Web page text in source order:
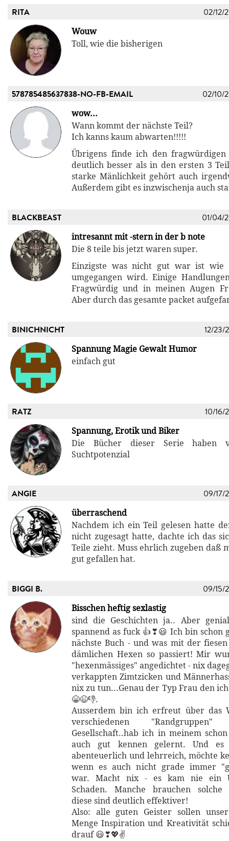
RITA 02/12/
Wouw
Toll, wie die bisherigen
578785485637838-NO-FB-EMAIL 02/10/
wow...
Wann kommt der nächste Teil?
Ich kanns kaum abwarten!!!!!
Übrigens finde ich den fragwürdigen
deutlich besser als in den ersten 3
starke Mänlichkeit gehört auch
Außerdem gibt es inzwischenja auch
BLACKBEAST 01/04/
intresannt mit -stern in der b note
Die 8 teile bis jetzt waren super.
Einzigste was nicht gut war ist wie
umgegangen wird. Einige
Fragwürdig und in meinen Augen
Aber durch das gesamte packet
BINICHNICHT 12/23/
Spannung Magie Gewalt Humor
einfach gut
RATZ 10/16/
Spannung, Erotik und Biker
Die Bücher dieser Serie haben
Suchtpotenzial
ANGIE 09/17/
überraschend
Nachdem ich ein Teil gelesen hatte
nicht zugesagt hatte, dachte ich das
Teile zieht. Muss ehrlich zugeben daß
gut gefallen hat.
BIGGI B. 09/15/
Bisschen heftig sexlastig
sind die Geschichten ja.. Aber
spannend as fuck 👍❣😃 Ich bin schon
nächste Buch - und was mit der
dämlichen Hexen so passiert! Mir
"hexenmässiges" angedichtet - nix
verkappten Zimtzicken und
nix zu tun...Genau der Typ Frau den
😁😉👎.
Ausserdem bin ich erfreut über das
verschiedenen
Gesellschaft..hab ich in meinem
auch gut kennen gelernt. Und es
abenteuerlich und lehrreich, möchte
wenn es auch nicht grade immer
war. Macht nix - es kam nie ein
Schaden. Manche brauchen solche
diese sind deutlich effektiver!
Also: alle guten Geister sollen
Menge Inspiration und Kreativität
drauf 😃❣💖✌